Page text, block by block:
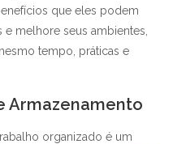
que eles podem
melhore seus ambientes,
tempo, práticas e
Armazenamento
organizado é um